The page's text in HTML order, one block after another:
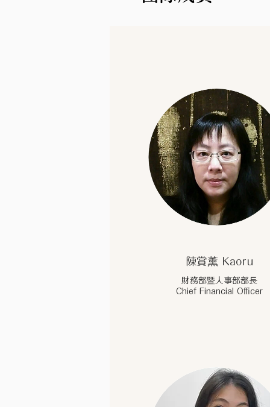
陳賞薰 Kaoru
財務部暨人事部部長
Chief Financial Officer